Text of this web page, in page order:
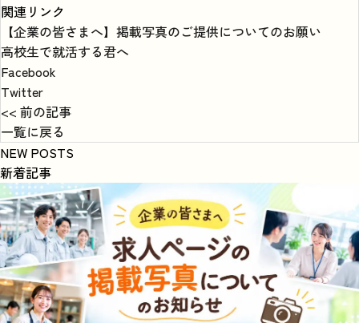
関連リンク
【企業の皆さまへ】掲載写真のご提供についてのお願い
高校生で就活する君へ
Facebook
Twitter
<< 前の記事
一覧に戻る
NEW POSTS
新着記事